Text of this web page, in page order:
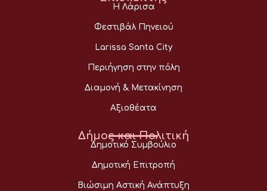
Η Λάρισα
Φεστιβάλ Πηνειού
Larissa Santa City
Περιήγηση στην πόλη
Διαμονή & Μετακίνηση
Αξιοθέατα
Δήμος και Πολιτική
Δημοτικό Συμβούλιο
Δημοτική Επιτροπή
Βιώσιμη Αστική Ανάπτυξη